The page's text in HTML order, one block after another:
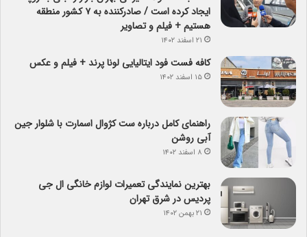
ایجاد کرده است / صادرکننده به ۷ کشور منطقه
هستیم + فیلم و تصاویر
۲۱ اسفند ۱۴۰۲
کافه فست فود ایتالیایی لونا پرند + فیلم و عکس
۱۵ اسفند ۱۴۰۲
راهنمای کامل درباره ست کژوال اسمارت با شلوار جین
آبی روشن
۸ اسفند ۱۴۰۲
بهترین نمایندگی تعمیرات لوازم خانگی ال جی
پردیس در شرق تهران
۲۱ بهمن ۱۴۰۲